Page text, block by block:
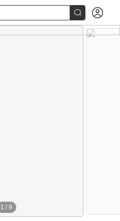
 
1 / 9